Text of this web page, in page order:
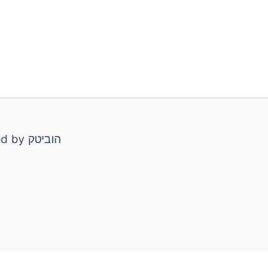
Copyright © 2026 הוביטק | Powered by הוביטק